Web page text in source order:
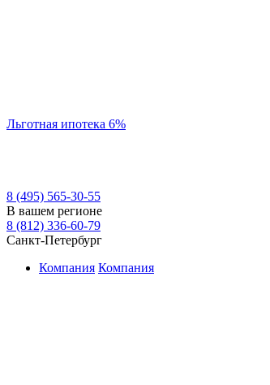
Льготная ипотека 6%
8 (495) 565-30-55
В вашем регионе
8 (812) 336-60-79
Санкт-Петербург
Компания Компания